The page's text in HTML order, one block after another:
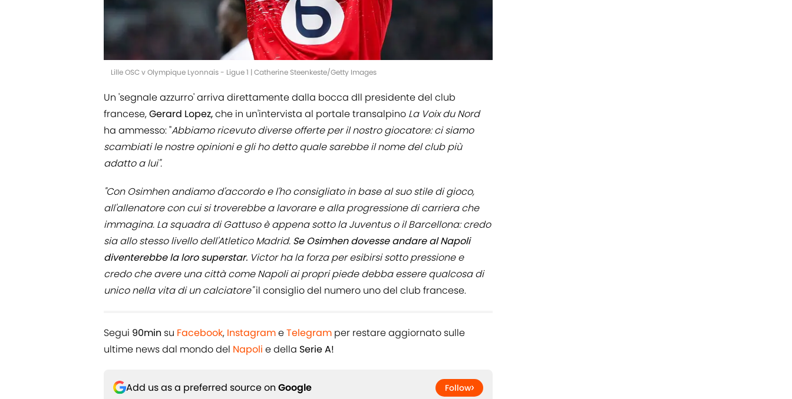
Lille OSC v Olympique Lyonnais - Ligue 1 | Catherine Steenkeste/Getty Images
Un 'segnale azzurro' arriva direttamente dalla bocca dll presidente del club
francese,Gerard Lopez,che in un'intervista al portale transalpino La Voix du Nord
ha ammesso: "Abbiamo ricevuto diverse offerte per il nostro giocatore: ci siamo
scambiati le nostre opinioni e gli ho detto quale sarebbe il nome del club più
adatto a lui".
"Con Osimhen andiamo d'accordo e l'ho consigliato in base al suo stile di gioco,
all'allenatore con cui si troverebbe a lavorare e alla progressione di carriera che
immagina. La squadra di Gattuso è appena sotto la Juventus o il Barcellona: credo
sia allo stesso livello dell'Atletico Madrid. Se Osimhen dovesse andare al Napoli
diventerebbe la loro superstar. Victor ha la forza per esibirsi sotto pressione e
credo che avere una città come Napoli ai propri piede debba essere qualcosa di
unico nella vita di un calciatore"il consiglio del numero uno del club francese.
Segui 90min su Facebook, InstagrameTelegram per restare aggiornato sulle
ultime news dal mondo del Napoli e della Serie A!
Add us as a preferred source on Google Follow